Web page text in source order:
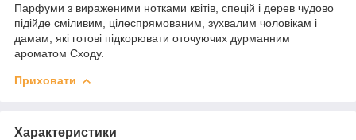
Парфуми з вираженими нотками квітів, спецій і дерев чудово
підійде сміливим, цілеспрямованим, зухвалим чоловікам і
дамам, які готові підкорювати оточуючих дурманним
ароматом Сходу.
Приховати
Характеристики